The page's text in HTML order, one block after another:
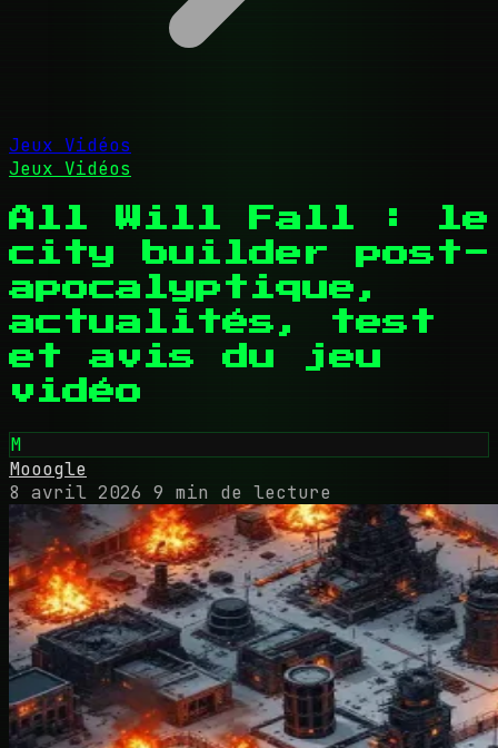
Jeux Vidéos
Jeux Vidéos
All Will Fall : le
city builder post-
apocalyptique,
actualités, test
et avis du jeu
vidéo
M
Mooogle
8 avril 2026 9 min de lecture